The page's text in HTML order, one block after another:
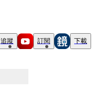
追蹤 訂閱 下載